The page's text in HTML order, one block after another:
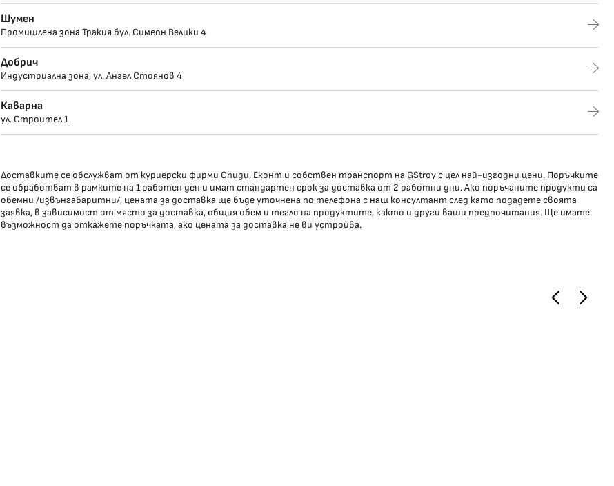
Шумен
Промишлена зона Тракия бул. Симеон Велики 4
Добрич
Индустриална зона, ул. Ангел Стоянов 4
Каварна
ул. Строител 1
Доставките се обслужват от куриерски фирми Спиди, Еконт и собствен транспорт на GStroy с цел най-изгодни цени. Поръчките
се обработват в рамките на 1 работен ден и имат стандартен срок за доставка от 2 работни дни. Ако поръчаните продукти са
обемни /извънгабаритни/, цената за доставка ще бъде уточнена по телефона с наш консултант след като подадете своята
заявка, в зависимост от място за доставка, общия обем и тегло на продуктите, както и други ваши предпочитания. Ще имате
възможност да откажете поръчката, ако цената за доставка не ви устройва.